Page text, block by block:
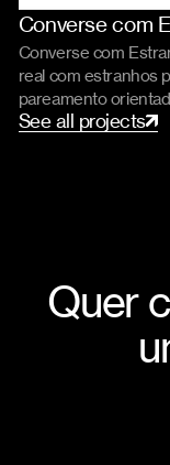
Converse com
Converse com
real com estranhos
pareamento
See all projects
Quer